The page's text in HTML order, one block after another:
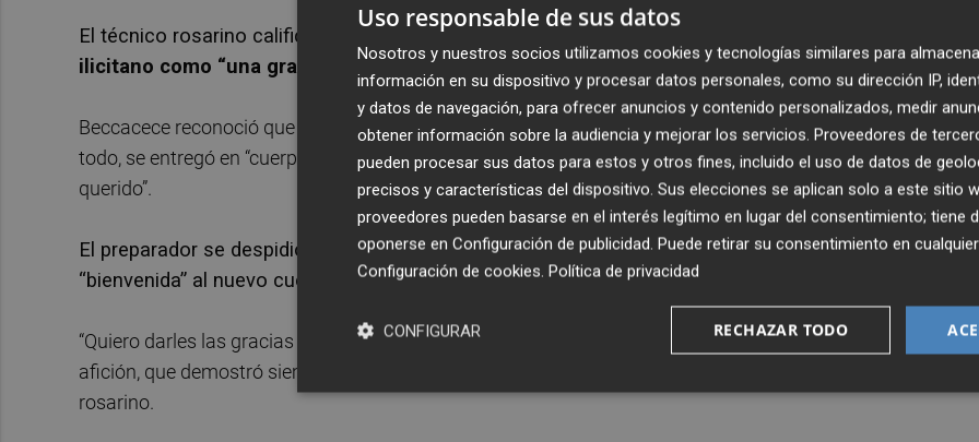
El técnico rosarino calificó, en una nota publicada en sus redes sociales, su experiencia en u
ilicitano como “una gran vivencia y una experiencia única” de la que disfrutó “enormemente”.
Beccacece reconoció que también sufrió durante su estancia en el banquillo del Elche e incidió en que,
todo, se entregó en “cuerpo, mente y alma por el sentimiento de amor de toda la ciudad para nuestro
querido”.
El preparador se despidió con “gratitud por el cariño recibido” de la “Familia Ilicitana”, a la vez que
“bienvenida” al nuevo cuerpo técnico, al que desea “el mayor de los éxitos para la próxima
“Quiero darles las gracias a los jugadores, a todos los empleados y la directiva, y sobre todo a nuestra
afición, que demostró siempre lealtad, compromiso e identidad. Hasta siempre”, sentenció el entrenador
rosarino.
Uso responsable de sus datos
Nosotros y nuestros socios utilizamos cookies y tecnologías similares para
información en su dispositivo y procesar datos personales, como su dirección IP,
y datos de navegación, para ofrecer anuncios y contenido personalizados, medir
obtener información sobre la audiencia y mejorar los servicios. Proveedores de
pueden procesar sus datos para estos y otros fines, incluido el uso de datos de
precisos y características del dispositivo. Sus elecciones se aplican solo a este sitio
proveedores pueden basarse en el interés legítimo en lugar del consentimiento; tiene
oponerse en Configuración de publicidad. Puede retirar su consentimiento en
Configuración de cookies. Política de privacidad
RECHAZAR TODO
CONFIGURAR